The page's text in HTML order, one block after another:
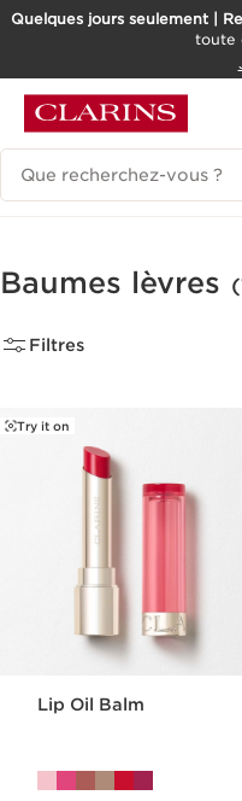
ALLER AU CONTENU
Quelques jours seulement |
toute
Historique des recherches
Baumes lèvres
Filtres
Try it on
Lip Oil Balm